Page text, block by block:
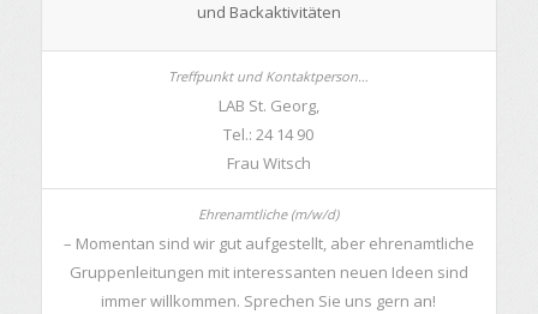
und Backaktivitäten
LAB St. Georg,
Tel.: 24 14 90
Frau Witsch
– Momentan sind wir gut aufgestellt, aber ehrenamtliche
Gruppenleitungen mit interessanten neuen Ideen sind
immer willkommen. Sprechen Sie uns gern an!